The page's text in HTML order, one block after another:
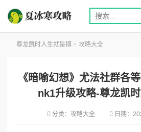
尊龙凯时人生就是搏 > 攻略大全
《暗喻幻想》尤法社群各
nk1升级攻略-尊龙凯
分类： 攻略大全 日期：